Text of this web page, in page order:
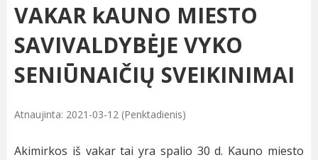
VAKAR kAUNO MIESTO
SAVIVALDYBĖJE VYKO
SENIŪNAIČIŲ SVEIKINIMAI
Atnaujinta: 2021-03-12 (Penktadienis)
Akimirkos iš vakar tai yra spalio 30 d. Kauno miesto